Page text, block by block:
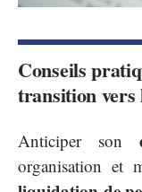
Conseils
transition
Anticiper son
organisation et